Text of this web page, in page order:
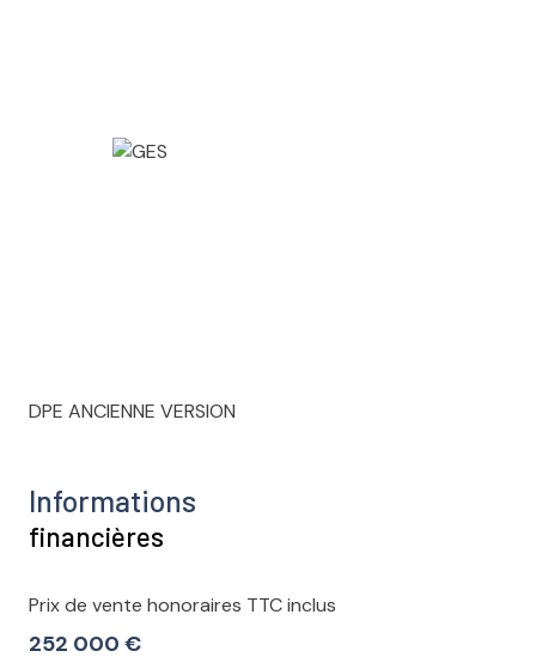
DPE ANCIENNE VERSION
Informations
financières
Prix de vente honoraires TTC inclus
252 000 €